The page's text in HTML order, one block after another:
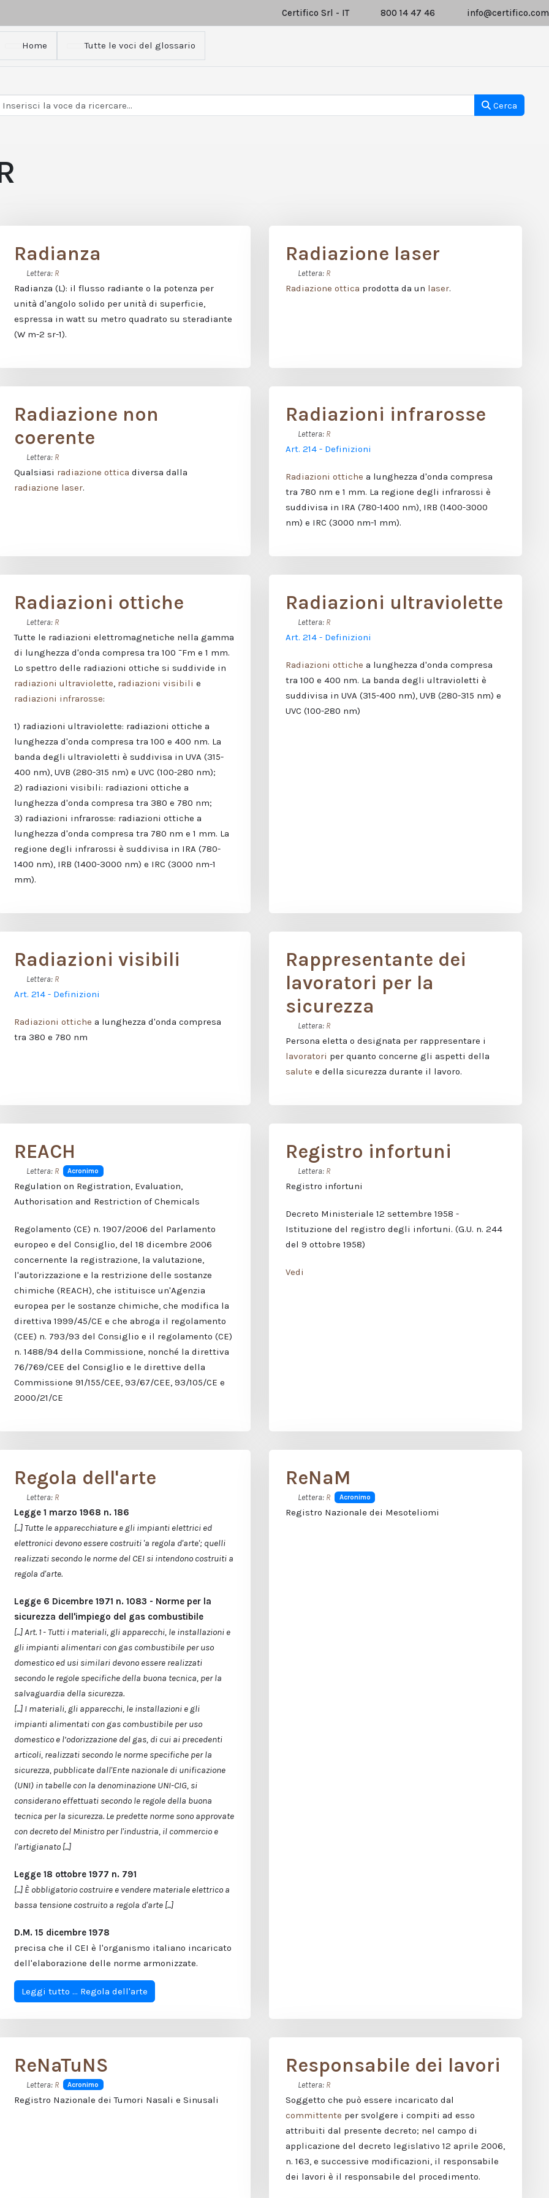
Certifico Srl - IT 800 14 47 46 info@certifico.com
Home Tutte le voci del glossario
Cerca
Radianza
Lettera: R
Radianza (L): il flusso radiante o la potenza per
unità d'angolo solido per unità di superficie,
espressa in watt su metro quadrato su steradiante
(W m-2 sr-1).
Radiazione laser
Lettera: R
Radiazione ottica prodotta da un laser.
Radiazione non
coerente
Lettera: R
Qualsiasi radiazione ottica diversa dalla
radiazione laser.
Radiazioni infrarosse
Lettera: R
Art. 214 - Definizioni
Radiazioni ottiche a lunghezza d'onda compresa
tra 780 nm e 1 mm. La regione degli infrarossi è
suddivisa in IRA (780-1400 nm), IRB (1400-3000
nm) e IRC (3000 nm-1 mm).
Radiazioni ottiche
Lettera: R
Tutte le radiazioni elettromagnetiche nella gamma
di lunghezza d'onda compresa tra 100 ¯Fm e 1 mm.
Lo spettro delle radiazioni ottiche si suddivide in
radiazioni ultraviolette, radiazioni visibili e
radiazioni infrarosse:
1) radiazioni ultraviolette: radiazioni ottiche a
lunghezza d'onda compresa tra 100 e 400 nm. La
banda degli ultravioletti è suddivisa in UVA (315-
400 nm), UVB (280-315 nm) e UVC (100-280 nm);
2) radiazioni visibili: radiazioni ottiche a
lunghezza d'onda compresa tra 380 e 780 nm;
3) radiazioni infrarosse: radiazioni ottiche a
lunghezza d'onda compresa tra 780 nm e 1 mm. La
regione degli infrarossi è suddivisa in IRA (780-
1400 nm), IRB (1400-3000 nm) e IRC (3000 nm-1
mm).
Radiazioni ultraviolette
Lettera: R
Art. 214 - Definizioni
Radiazioni ottiche a lunghezza d'onda compresa
tra 100 e 400 nm. La banda degli ultravioletti è
suddivisa in UVA (315-400 nm), UVB (280-315 nm) e
UVC (100-280 nm)
Radiazioni visibili
Lettera: R
Art. 214 - Definizioni
Radiazioni ottiche a lunghezza d'onda compresa
tra 380 e 780 nm
Rappresentante dei
lavoratori per la
sicurezza
Lettera: R
Persona eletta o designata per rappresentare i
lavoratori per quanto concerne gli aspetti della
salute e della sicurezza durante il lavoro.
REACH
Lettera: R Acronimo
Regulation on Registration, Evaluation,
Authorisation and Restriction of Chemicals
Regolamento (CE) n. 1907/2006 del Parlamento
europeo e del Consiglio, del 18 dicembre 2006
concernente la registrazione, la valutazione,
l'autorizzazione e la restrizione delle sostanze
chimiche (REACH), che istituisce un'Agenzia
europea per le sostanze chimiche, che modifica la
direttiva 1999/45/CE e che abroga il regolamento
(CEE) n. 793/93 del Consiglio e il regolamento (CE)
n. 1488/94 della Commissione, nonché la direttiva
76/769/CEE del Consiglio e le direttive della
Commissione 91/155/CEE, 93/67/CEE, 93/105/CE e
2000/21/CE
Registro infortuni
Lettera: R
Registro infortuni
Decreto Ministeriale 12 settembre 1958 -
Istituzione del registro degli infortuni. (G.U. n. 244
del 9 ottobre 1958)
Vedi
Regola dell'arte
Lettera: R
Legge 1 marzo 1968 n. 186
[...] Tutte le apparecchiature e gli impianti elettrici ed
elettronici devono essere costruiti 'a regola d'arte'; quelli
realizzati secondo le norme del CEI si intendono costruiti a
regola d'arte.
Legge 6 Dicembre 1971 n. 1083 - Norme per la
sicurezza dell'impiego del gas combustibile
[...] Art. 1 - Tutti i materiali, gli apparecchi, le installazioni e
gli impianti alimentari con gas combustibile per uso
domestico ed usi similari devono essere realizzati
secondo le regole specifiche della buona tecnica, per la
salvaguardia della sicurezza.
[...] I materiali, gli apparecchi, le installazioni e gli
impianti alimentati con gas combustibile per uso
domestico e l’odorizzazione del gas, di cui ai precedenti
articoli, realizzati secondo le norme specifiche per la
sicurezza, pubblicate dall'Ente nazionale di unificazione
(UNI) in tabelle con la denominazione UNI-CIG, si
considerano effettuati secondo le regole della buona
tecnica per la sicurezza. Le predette norme sono approvate
con decreto del Ministro per l'industria, il commercio e
l'artigianato [...]
Legge 18 ottobre 1977 n. 791
[...] È obbligatorio costruire e vendere materiale elettrico a
bassa tensione costruito a regola d'arte [...]
D.M. 15 dicembre 1978
precisa che il CEI è l'organismo italiano incaricato
dell'elaborazione delle norme armonizzate.
Leggi tutto … Regola dell'arte
ReNaM
Lettera: R Acronimo
Registro Nazionale dei Mesoteliomi
ReNaTuNS
Lettera: R Acronimo
Registro Nazionale dei Tumori Nasali e Sinusali
Responsabile dei lavori
Lettera: R
Soggetto che può essere incaricato dal
committente per svolgere i compiti ad esso
attribuiti dal presente decreto; nel campo di
applicazione del decreto legislativo 12 aprile 2006,
n. 163, e successive modificazioni, il responsabile
dei lavori è il responsabile del procedimento.